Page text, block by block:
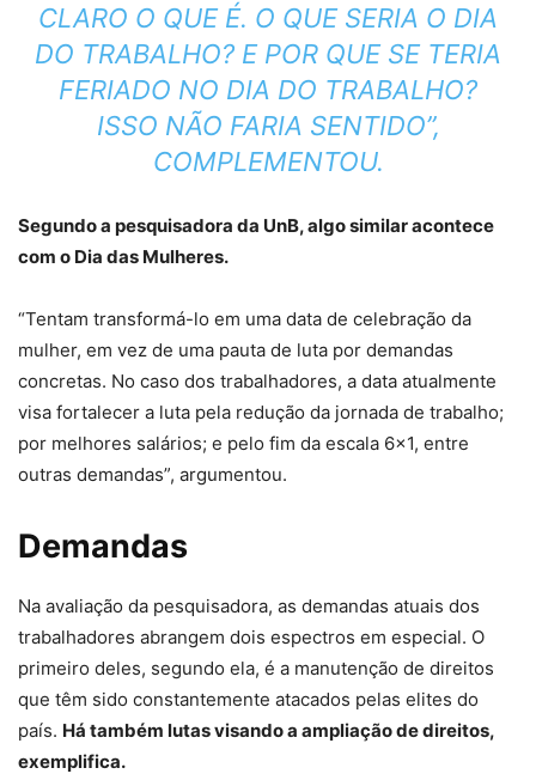
CLARO O QUE É. O QUE SERIA O DIA
DO TRABALHO? E POR QUE SE TERIA
FERIADO NO DIA DO TRABALHO?
ISSO NÃO FARIA SENTIDO”,
COMPLEMENTOU.
Segundo a pesquisadora da UnB, algo similar acontece
com o Dia das Mulheres.
“Tentam transformá-lo em uma data de celebração da
mulher, em vez de uma pauta de luta por demandas
concretas. No caso dos trabalhadores, a data atualmente
visa fortalecer a luta pela redução da jornada de trabalho;
por melhores salários; e pelo fim da escala 6×1, entre
outras demandas”, argumentou.
Demandas
Na avaliação da pesquisadora, as demandas atuais dos
trabalhadores abrangem dois espectros em especial. O
primeiro deles, segundo ela, é a manutenção de direitos
que têm sido constantemente atacados pelas elites do
país. Há também lutas visando a ampliação de direitos,
exemplifica.